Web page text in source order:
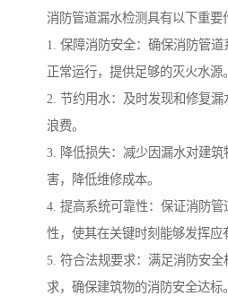
消防管道漏水检测具有以下重要
1. 保障消防安全：确保消防管
正常运行，提供足够的灭火水源。
2. 节约用水：及时发现和修复
浪费。
3. 降低损失：减少因漏水对建
害，降低维修成本。
4. 提高系统可靠性：保证消防
性，使其在关键时刻能够发挥应
5. 符合法规要求：满足消防安
求，确保建筑物的消防安全达标。